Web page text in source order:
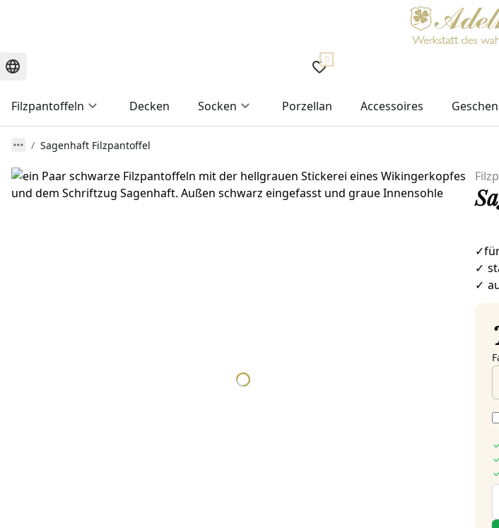
0
Filzpantoffeln Decken Socken Porzellan Accessoires
Sagenhaft Filzpantoffel
✓
✓